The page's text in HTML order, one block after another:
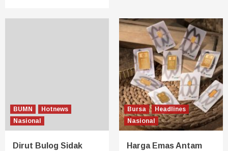
BUMN
Hotnews
Nasional
Dirut Bulog Sidak
Bursa
Headlines
Nasional
Harga Emas Antam